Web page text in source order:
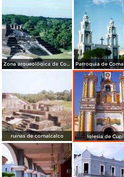
Zona arqueológica de Comalcalco, cultura maya. Tabasco. 2002
ruinas de comalcalco Iglesia de